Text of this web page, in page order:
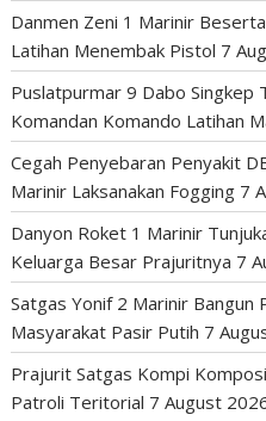
Danmen Zeni 1 Marinir
Latihan Menembak Pistol 7
Puslatpurmar 9 Dabo Singkep
Komandan Komando Latihan
Cegah Penyebaran Penyakit
Marinir Laksanakan Fogging 7
Danyon Roket 1 Marinir
Keluarga Besar Prajuritnya 7
Satgas Yonif 2 Marinir Bangun
Masyarakat Pasir Putih 7
Prajurit Satgas Kompi
Patroli Teritorial 7 August